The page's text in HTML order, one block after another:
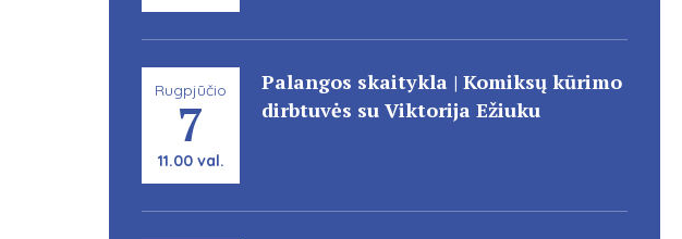
Rugpjūčio
7
11.00 val.
Palangos skaitykla | Komiksų kūrimo
dirbtuvės su Viktorija Ežiuku